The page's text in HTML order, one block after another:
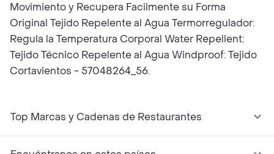
Movimiento y Recupera Facilmente su Forma
Original Tejido Repelente al Agua Termorregulador:
Regula la Temperatura Corporal Water Repellent:
Tejido Técnico Repelente al Agua Windproof: Tejido
Cortavientos - 57048264_56.
Top Marcas y Cadenas de Restaurantes